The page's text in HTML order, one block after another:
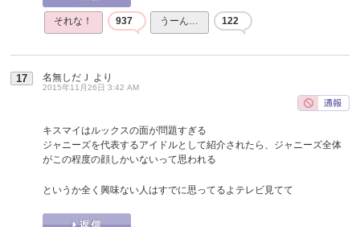
それな！ 937 うーん… 122
17 名無しだＪ より
2015年11月26日 3:42 AM
キスマイはルックスの面が問題すぎる
ジャニーズを代表するアイドルとして紹介されたら、ジャニーズ全体
がこの程度の顔しかいないって思われる
というか全く興味ない人はすでに思ってるよテレビ見てて